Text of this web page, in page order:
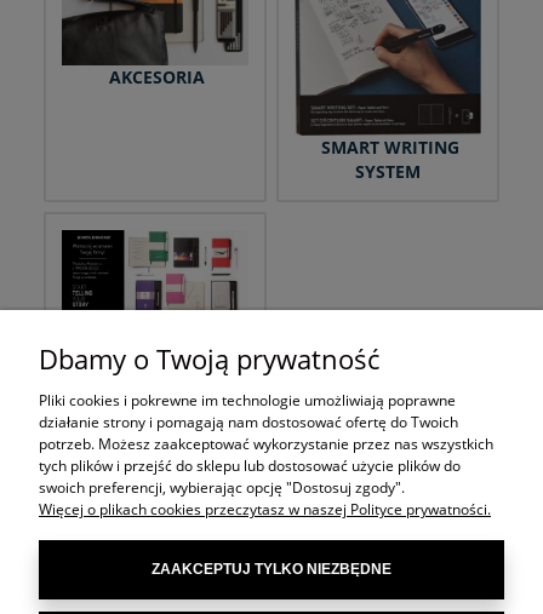
AKCESORIA
SMART WRITING
SYSTEM
Ten produkt jest niedostępny.
Dbamy o Twoją prywatność
Pliki cookies i pokrewne im technologie umożliwiają poprawne
działanie strony i pomagają nam dostosować ofertę do Twoich
potrzeb. Możesz zaakceptować wykorzystanie przez nas wszystkich
tych plików i przejść do sklepu lub dostosować użycie plików do
swoich preferencji, wybierając opcję "Dostosuj zgody".
Więcej o plikach cookies przeczytasz w naszej Polityce prywatności.
ZAAKCEPTUJ TYLKO NIEZBĘDNE